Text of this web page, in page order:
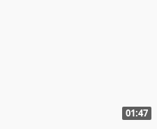
01:47